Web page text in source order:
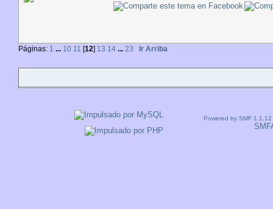
Páginas: 1 ... 10 11 [12] 13 14 ... 23 Ir Arriba
Powered by SMF 1.1.12